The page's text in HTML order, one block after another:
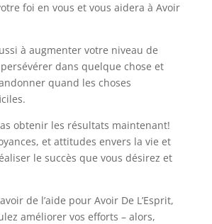
foi en vous et vous aidera à Avoir
à augmenter votre niveau de
dans quelque chose et
quand les choses
obtenir les résultats maintenant!
et attitudes envers la vie et
le succès que vous désirez et
de l’aide pour Avoir De L’Esprit,
améliorer vos efforts – alors,